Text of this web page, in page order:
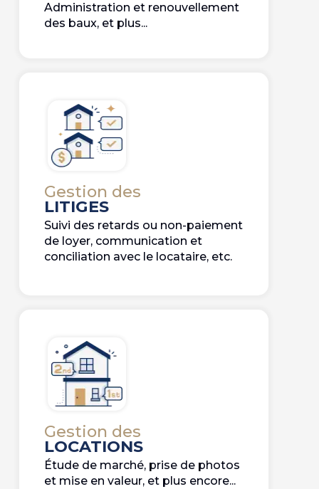
Administration et renouvellement
des baux, et plus...
Gestion des
LITIGES
Suivi des retards ou non-paiement
de loyer, communication et
conciliation avec le locataire, etc.
Gestion des
LOCATIONS
Étude de marché, prise de photos
et mise en valeur, et plus encore...